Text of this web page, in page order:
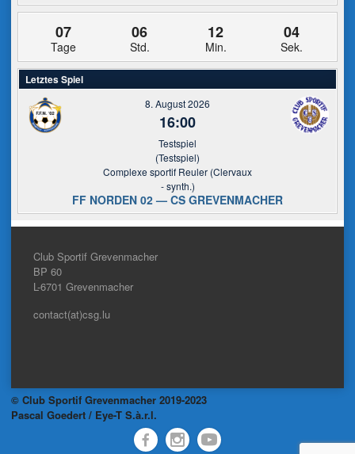
07
Tage
06
Std.
12
Min.
04
Sek.
Letztes Spiel
8. August 2026
16:00
Testspiel
(Testspiel)
Complexe sportif Reuler (Clervaux
- synth.)
FF NORDEN 02 — CS GREVENMACHER
Club Sportif Grevenmacher
BP 60
L-6701 Grevenmacher
contact(at)csg.lu
© Club Sportif Grevenmacher 2019-2023
Pascal Goedert / Eye-T S.à.r.l.